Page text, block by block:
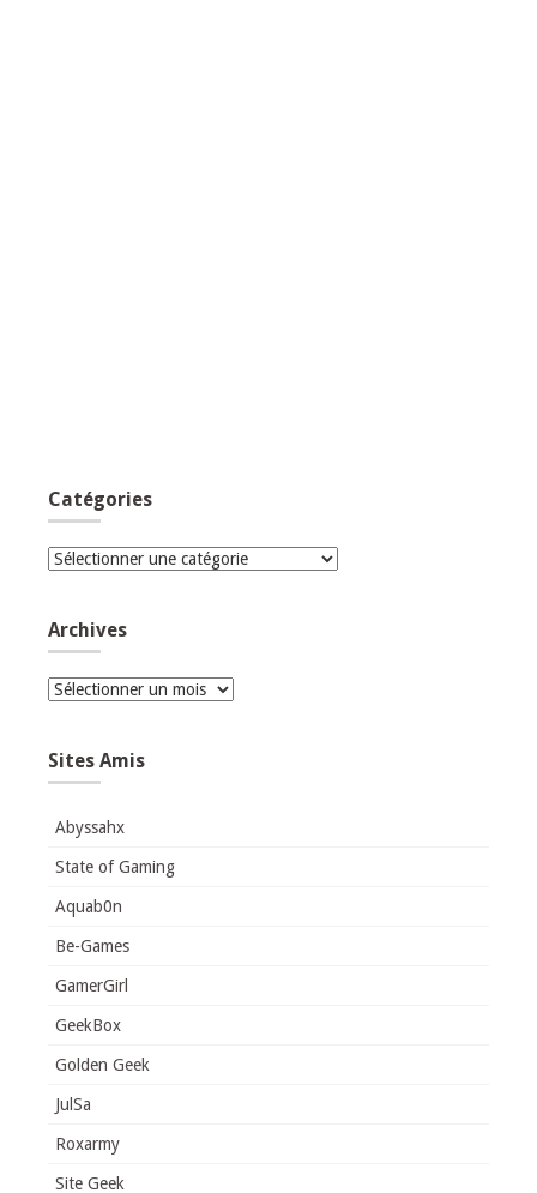
Catégories
Catégories
Archives
Archives
Sites Amis
Abyssahx
State of Gaming
Aquab0n
Be-Games
GamerGirl
GeekBox
Golden Geek
JulSa
Roxarmy
Site Geek